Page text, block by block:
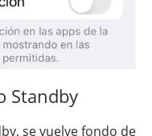
Standby
se vuelve fondo de